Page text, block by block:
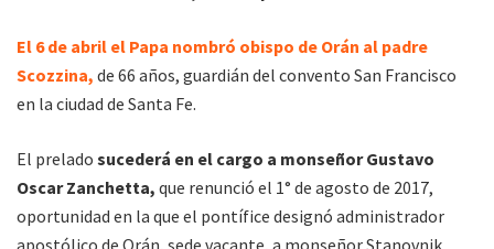
El 6 de abril el Papa nombró obispo de Orán al padre
Scozzina, de 66 años, guardián del convento San Francisco
en la ciudad de Santa Fe.
El prelado sucederá en el cargo a monseñor Gustavo
Oscar Zanchetta, que renunció el 1° de agosto de 2017,
oportunidad en la que el pontífice designó administrador
apostólico de Orán, sede vacante, a monseñor Stanovnik